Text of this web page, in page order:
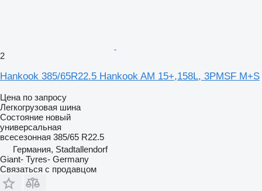
2
Hankook 385/65R22.5 Hankook AM 15+,158L, 3PMSF M+S
Цена по запросу
Легкогрузовая шина
Состояние новый
универсальная
всесезонная 385/65 R22.5
Германия, Stadtallendorf
Giant- Tyres- Germany
Связаться с продавцом